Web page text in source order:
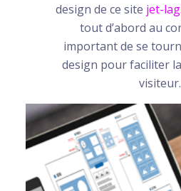
design de ce site jet-
tout d’abord au
important de se
design pour faciliter
visiteur.